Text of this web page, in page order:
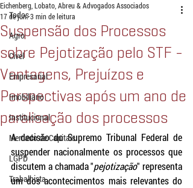
Todos
Agro
Cível
Empresarial
Imobiliário
Institucional
Mercado de Capitais
LGPD
Trabalhista
Suspensão dos Processos
sobre Pejotização pelo STF -
Vantagens, Prejuízos e
Perspectivas após um ano de
paralisação dos processos
Eichenberg, Lobato, Abreu & Advogados Associados
17 de jun.3 min de leitura
A decisão do Supremo Tribunal Federal de
suspender nacionalmente os processos que
discutem a chamada "pejotização" representa
um dos acontecimentos mais relevantes do